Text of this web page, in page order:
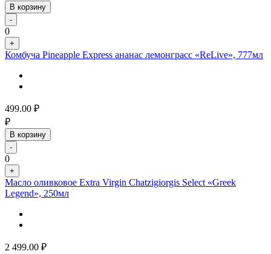
В корзину
-
0
+
Комбуча Pineapple Express ананас лемонграсс «ReLive», 777мл
499.00 ₽
₽
В корзину
-
0
+
Масло оливковое Extra Virgin Chatzigiorgis Select «Greek
Legend», 250мл
2 499.00 ₽